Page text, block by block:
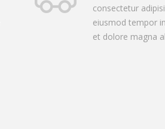
consectetur
eiusmod tempor
et dolore magna